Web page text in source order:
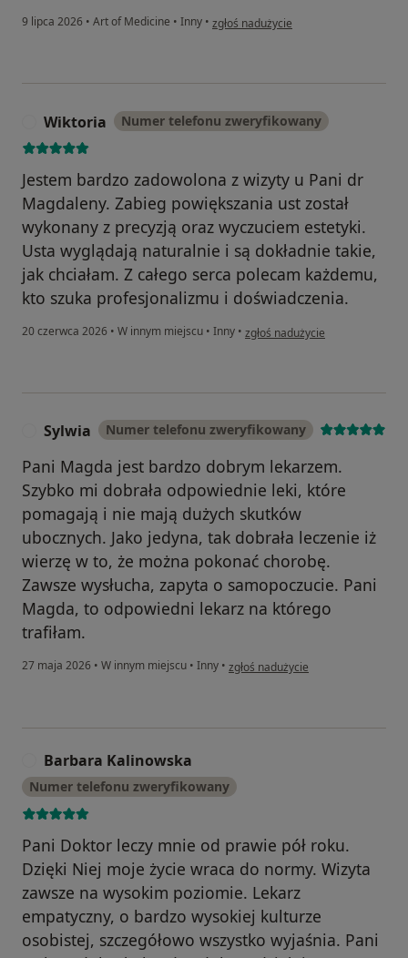
9 lipca 2026 • Art of Medicine • Inny • w opinii użytkownika Katarzyna
zgłoś nadużycie
Wiktoria Numer telefonu zweryfikowany
Jestem bardzo zadowolona z wizyty u Pani dr
Magdaleny. Zabieg powiększania ust został
wykonany z precyzją oraz wyczuciem estetyki.
Usta wyglądają naturalnie i są dokładnie takie,
jak chciałam. Z całego serca polecam każdemu,
kto szuka profesjonalizmu i doświadczenia.
20 czerwca 2026 • W innym miejscu • Inny • w opinii użytkownika Wiktoria
zgłoś nadużycie
Sylwia Numer telefonu zweryfikowany
Pani Magda jest bardzo dobrym lekarzem.
Szybko mi dobrała odpowiednie leki, które
pomagają i nie mają dużych skutków
ubocznych. Jako jedyna, tak dobrała leczenie iż
wierzę w to, że można pokonać chorobę.
Zawsze wysłucha, zapyta o samopoczucie. Pani
Magda, to odpowiedni lekarz na którego
trafiłam.
27 maja 2026 • W innym miejscu • Inny • w opinii użytkownika Sylwia
zgłoś nadużycie
Barbara Kalinowska
Numer telefonu zweryfikowany
Pani Doktor leczy mnie od prawie pół roku.
Dzięki Niej moje życie wraca do normy. Wizyta
zawsze na wysokim poziomie. Lekarz
empatyczny, o bardzo wysokiej kulturze
osobistej, szczegółowo wszystko wyjaśnia. Pani